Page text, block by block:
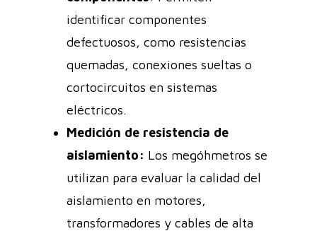
identificar componentes
defectuosos, como resistencias
quemadas, conexiones sueltas o
cortocircuitos en sistemas
eléctricos.
Medición de resistencia de
aislamiento: Los megóhmetros se
utilizan para evaluar la calidad del
aislamiento en motores,
transformadores y cables de alta